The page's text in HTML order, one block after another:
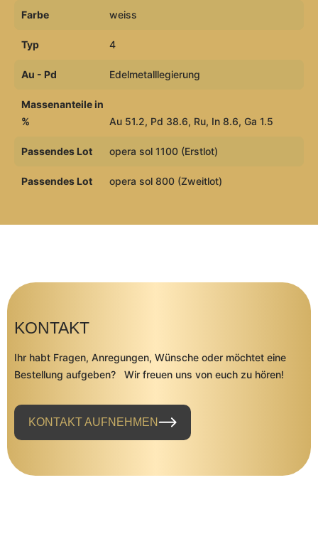
Farbe weiss
Typ 4
Au - Pd Edelmetalllegierung
Massenanteile in
%
Au 51.2, Pd 38.6, Ru, In 8.6, Ga 1.5
Passendes Lot opera sol 1100 (Erstlot)
Passendes Lot opera sol 800 (Zweitlot)
KONTAKT
Ihr habt Fragen, Anregungen, Wünsche oder möchtet eine
Bestellung aufgeben? Wir freuen uns von euch zu hören!
KONTAKT AUFNEHMEN